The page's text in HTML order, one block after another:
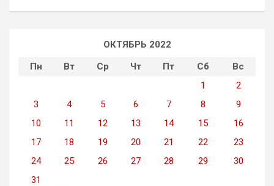
ОКТЯБРЬ 2022
Пн
Вт Ср Чт Пт Сб
Вс
1
2
3
4 5 6 7 8
9
10
11 12 13 14 15
16
17
18 19 20 21 22
23
24
25 26 27 28 29
30
31